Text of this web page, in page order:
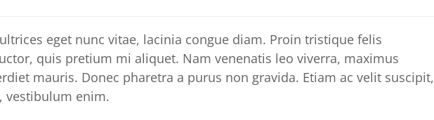
eget nunc vitae, lacinia congue diam. Proin tristique felis
quis pretium mi aliquet. Nam venenatis leo viverra, maximus
mauris. Donec pharetra a purus non gravida. Etiam ac velit suscipit,
vestibulum enim.